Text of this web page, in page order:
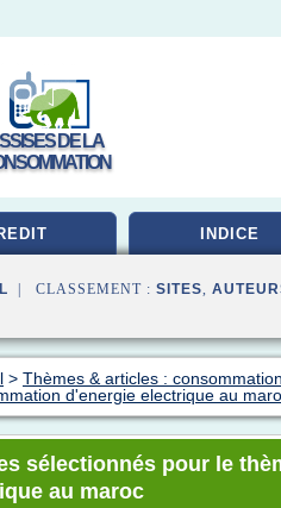
DE LA
INDICE
| CLASSEMENT : SITES,
> Thèmes & articles :
d'energie electrique au
sélectionnés pour le
au maroc